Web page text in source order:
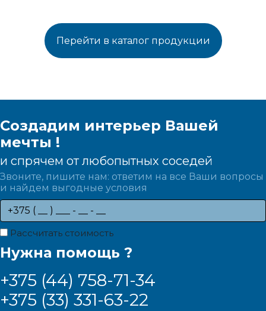
Перейти в каталог продукции
Создадим интерьер Вашей
мечты !
и спрячем от любопытных соседей
Звоните, пишите нам: ответим на все Ваши вопросы
и найдем выгодные условия
Рассчитать стоимость
Нужна помощь ?
+375 (44) 758-71-34
+375 (33) 331-63-22